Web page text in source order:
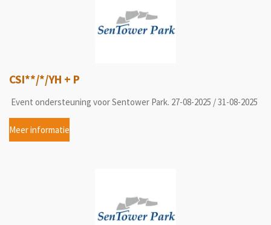
CSI**/*/YH + P
Event ondersteuning voor Sentower Park. 27-08-2025 / 31-08-2025
Meer informatie